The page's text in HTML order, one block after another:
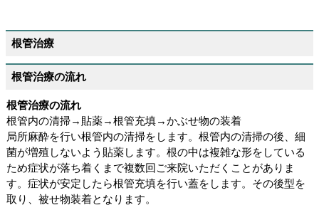
根管治療
根管治療の流れ
根管治療の流れ
根管内の清掃→貼薬→根管充填→かぶせ物の装着
局所麻酔を行い根管内の清掃をします。根管内の清掃の後、細
菌が増殖しないよう貼薬します。根の中は複雑な形をしている
ため症状が落ち着くまで複数回ご来院いただくことがありま
す。症状が安定したら根管充填を行い蓋をします。その後型を
取り、被せ物装着となります。